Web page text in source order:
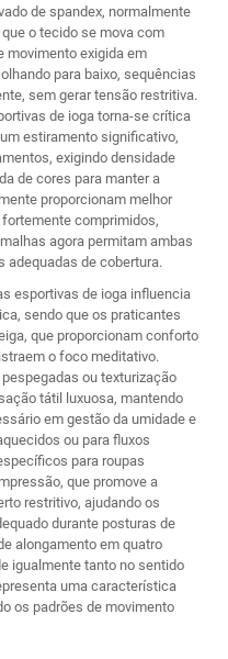
de spandex, normalmente
o tecido se mova com
movimento exigida em
para baixo, sequências
sem gerar tensão restritiva.
de ioga torna-se crítica
estiramento significativo,
exigindo densidade
de cores para manter a
proporcionam melhor
comprimidos,
agora permitam ambas
adequadas de cobertura.
esportivas de ioga influencia
sendo que os praticantes
que proporcionam conforto
o foco meditativo.
ou texturização
tátil luxuosa, mantendo
em gestão da umidade e
ou para fluxos
para roupas
que promove a
restritivo, ajudando os
durante posturas de
alongamento em quatro
igualmente tanto no sentido
uma característica
os padrões de movimento